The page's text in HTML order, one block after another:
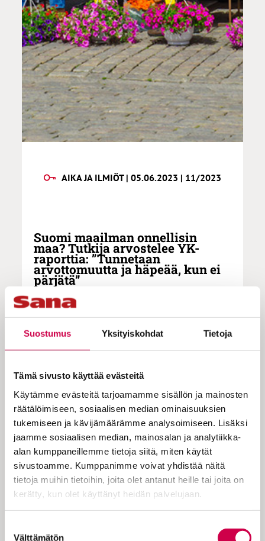
Suostumus Yksityiskohdat Tietoja
Tämä sivusto käyttää evästeitä
Käytämme evästeitä tarjoamamme sisällön ja mainosten
räätälöimiseen, sosiaalisen median ominaisuuksien
tukemiseen ja kävijämäärämme analysoimiseen. Lisäksi
jaamme sosiaalisen median, mainosalan ja analytiikka-
alan kumppaneillemme tietoja siitä, miten käytät
sivustoamme. Kumppanimme voivat yhdistää näitä
tietoja muihin tietoihin, joita olet antanut heille tai joita on
kerätty, kun olet käyttänyt heidän palvelujaan.
Välttämätön
AIKA JA ILMIÖT | 05.06.2023 | 11/2023
Suomi maailman onnellisin
maa? Tutkija arvostelee YK-
raporttia: ”Tunnetaan
arvottomuutta ja häpeää, kun ei
pärjätä”
Suomi on kuudetta kertaa maailman
onnellisin kansa. Tyytyväisyyttä
omaan elämään vakuutetaan, mutta
vauraassa ja turvallisessa maassa on
silti paljon pahoinvointia.
Itsemurhaluvut ovat edelleen
korkeat.
Suomi on maailman onnellisin maa,
arvioidaan maailman onnellisimmaksi